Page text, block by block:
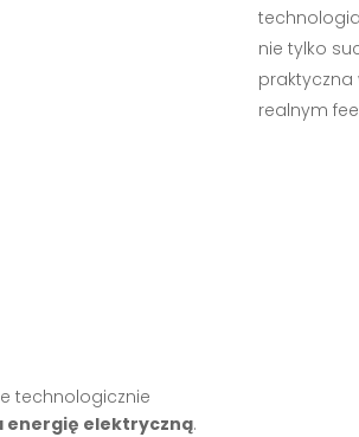
technologicznie
energię elektryczną.
nie tylko
realnym